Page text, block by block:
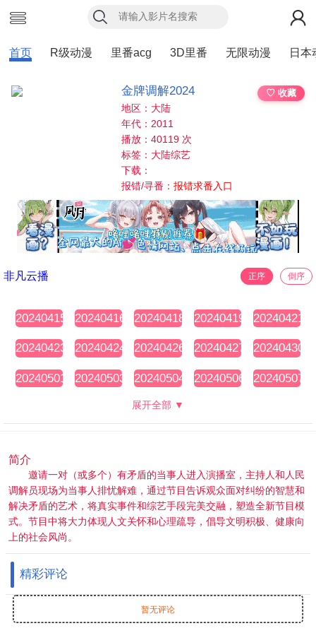
首页 R级动漫 里番acg 3D里番 无限动漫 日本
金牌调解2024
♡ 收藏
地区：大陆
年代：2011
播放：40119 次
标签：大陆综艺
下载：
报错/寻番：报错求番入口
非凡云播 正序 倒序
20240415
期
20240416
期
20240418
期
20240419
期
20240421
期
20240423
20240424
20240426
20240427
20240430
20240501
20240503
20240504
20240506
20240507
展开全部 ▼
简介
邀请一对（或多个）有矛盾的当事人进入演播室，主持人和人民
调解员现场为当事人排忧解难，通过节目告诉观众面对纠纷的智慧和
解决矛盾的艺术，将真实事件和综艺手段完美交融，塑造全新节目模
式。节目中将大力体现人文关怀和心理疏导，倡导文明积极、健康向
上的社会风尚。
精彩评论
暂无评论